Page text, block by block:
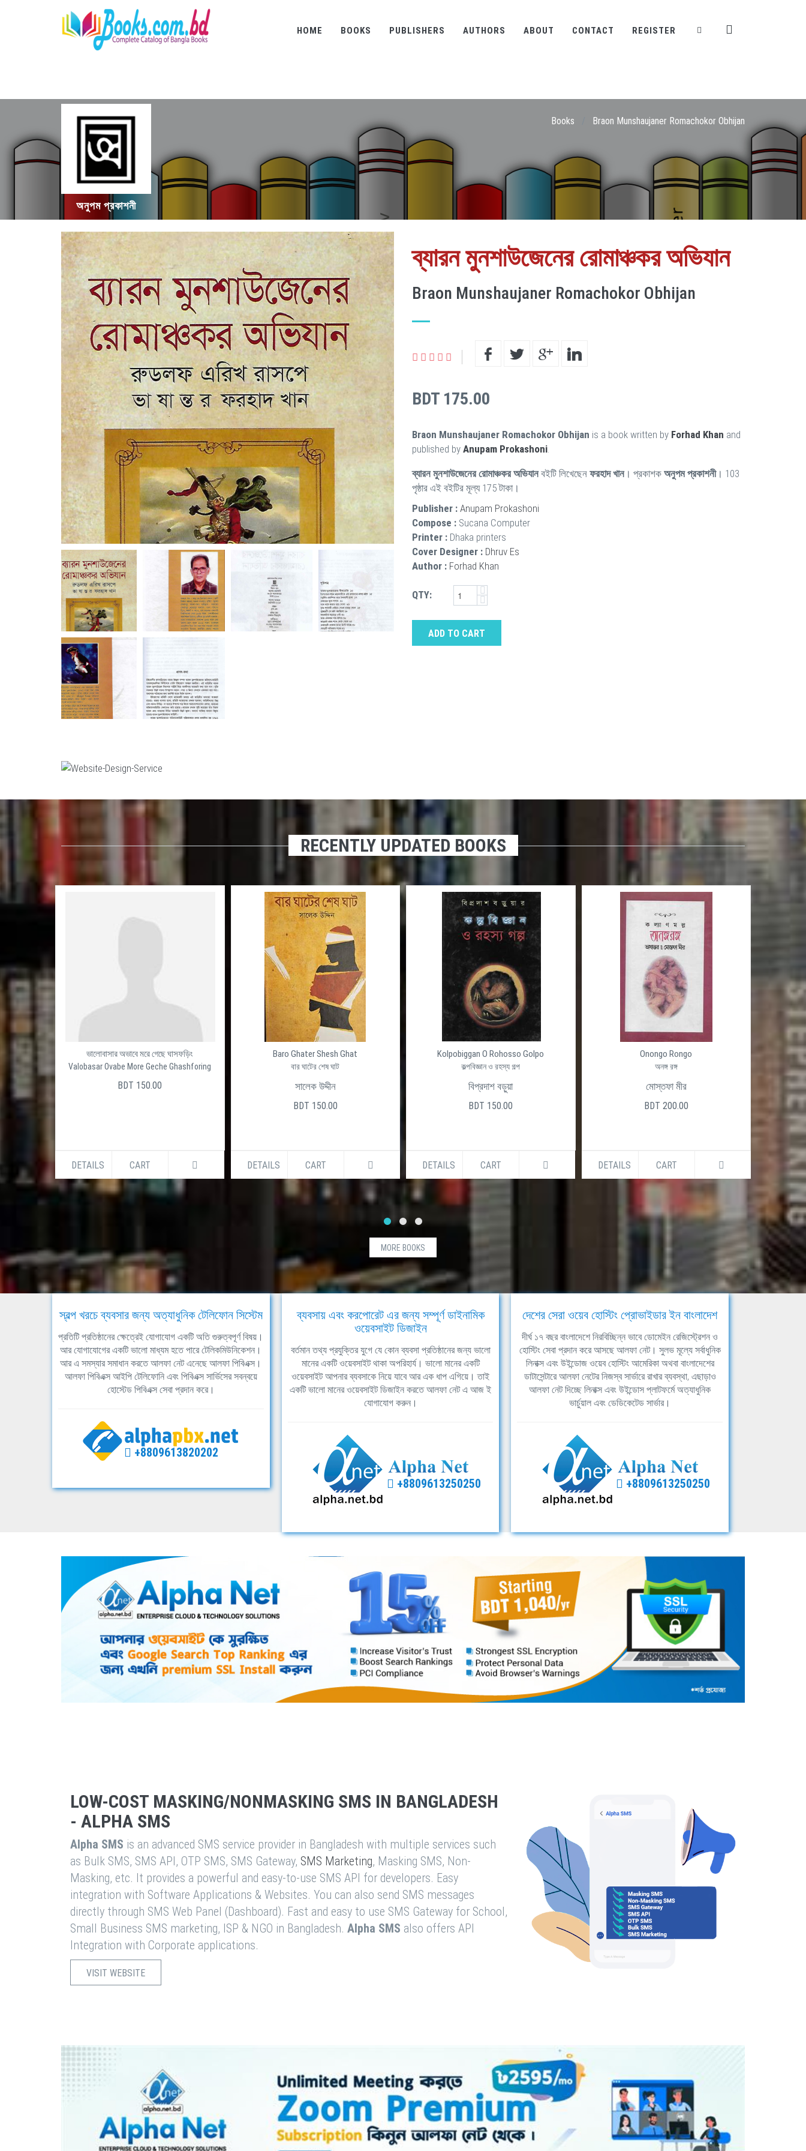
HOME BOOKS PUBLISHERS AUTHORS ABOUT CONTACT REGISTER
অনুপম প্রকাশনী
Books Braon Munshaujaner Romachokor Obhijan
ব্যারন মুনশাউজেনের রোমাঞ্চকর অভিযান
Braon Munshaujaner Romachokor Obhijan
BDT 175.00
Braon Munshaujaner Romachokor Obhijan is a book written by Forhad Khan and
published by Anupam Prokashoni.
ব্যারন মুনশাউজেনের রোমাঞ্চকর অভিযানবইটি লিখেছেন ফরহাদ খান। প্রকাশক অনুপম প্রকাশনী। 103
পৃষ্ঠার এই বইটির মূল্য 175 টাকা।
Publisher : Anupam Prokashoni
Compose : Sucana Computer
Printer : Dhaka printers
Cover Designer : Dhruv Es
Author : Forhad Khan
QTY:
ADD TO CART
RECENTLY UPDATED BOOKS
ভালোবাসার অভাবে মরে গেছে ঘাসফড়িং
Valobasar Ovabe More Geche Ghashforing
BDT 150.00
DETAILS CART
Baro Ghater Shesh Ghat
বার ঘাটের শেষ ঘাট
সালেক উদ্দীন
BDT 150.00
DETAILS CART
Kolpobiggan O Rohosso Golpo
কল্পবিজ্ঞান ও রহস্য গল্প
বিপ্রদাশ বড়ুয়া
BDT 150.00
DETAILS CART
Onongo Rongo
অনঙ্গ রঙ্গ
মোস্তফা মীর
BDT 200.00
DETAILS CART DETAILS
MORE BOOKS
স্বল্প খরচে ব্যবসার জন্য অত্যাধুনিক টেলিফোন সিস্টেম
প্রতিটি প্রতিষ্ঠানের ক্ষেত্রেই যোগাযোগ একটি অতি গুরুত্বপূর্ণ বিষয়।
আর যোগাযোগের একটি ভালো মাধ্যম হতে পারে টেলিকমিউনিকেশন।
আর এ সমস্যার সমাধান করতে আলফা নেট এনেছে আলফা পিবিএক্স।
আলফা পিবিএক্স আইপি টেলিফোনি এবং পিবিএক্স সার্ভিসের সবন্বয়ে
হোস্টেড পিবিএক্স সেবা প্রদান করে।
+8809613820202
ব্যবসায় এবং করপোরেট এর জন্য সম্পূর্ণ ডাইনামিক
ওয়েবসাইট ডিজাইন
বর্তমান তথ্য প্রযুক্তির যুগে যে কোন ব্যবসা প্রতিষ্ঠানের জন্য ভালো
মানের একটি ওয়েবসাইট থাকা অপরিহার্য। ভালো মানের একটি
ওয়েবসাইট আপনার ব্যবসাকে নিয়ে যাবে আর এক ধাপ এগিয়ে। তাই
একটি ভালো মানের ওয়েবসাইট ডিজাইন করতে আলফা নেট এ আজ ই
যোগাযোগ করুন।
+8809613250250
দেশের সেরা ওয়েব হোস্টিং প্রোভাইডার ইন বাংলাদেশ
দীর্ঘ ১৭ বছর বাংলাদেশে নিরবিচ্ছিন্ন ভাবে ডোমেইন রেজিস্ট্রেশন ও
হোস্টিং সেবা প্রদান করে আসছে আলফা নেট। সুলভ মূল্যে সর্বাধুনিক
লিনাক্স এবং উইন্ডোজ ওয়েব হোস্টিং আমেরিকা অথবা বাংলাদেশের
ডাটাসেন্টারে আলফা নেটের নিজস্ব সার্ভারে রাখার ব্যবস্থা, এছাড়াও
আলফা নেট দিচ্ছে লিনাক্স এবং উইন্ডোস প্লাটফর্মে অত্যাধুনিক
ভার্চুয়াল এবং ডেডিকেটেড সার্ভার।
+8809613250250
LOW-COST MASKING/NONMASKING SMS IN BANGLADESH
- ALPHA SMS
Alpha SMS is an advanced SMS service provider in Bangladesh with multiple services such
as Bulk SMS, SMS API, OTP SMS, SMS Gateway, SMS Marketing, Masking SMS, Non-
Masking, etc. It provides a powerful and easy-to-use SMS API for developers. Easy
integration with Software Applications & Websites. You can also send SMS messages
directly through SMS Web Panel (Dashboard). Fast and easy to use SMS Gateway for School,
Small Business SMS marketing, ISP & NGO in Bangladesh. Alpha SMS also offers API
Integration with Corporate applications.
VISIT WEBSITE